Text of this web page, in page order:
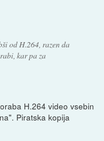
od H.264, razen da
kar pa za
H.264 video vsebin
Piratska kopija